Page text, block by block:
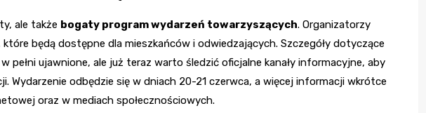
ale także bogaty program wydarzeń towarzyszących. Organizatorzy
będą dostępne dla mieszkańców i odwiedzających. Szczegóły dotyczące
pełni ujawnione, ale już teraz warto śledzić oficjalne kanały informacyjne, aby
Wydarzenie odbędzie się w dniach 20-21 czerwca, a więcej informacji wkrótce
oraz w mediach społecznościowych.